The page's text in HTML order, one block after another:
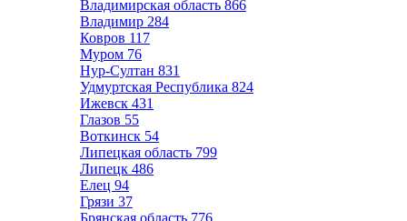
Владимирская область 866
Владимир 284
Ковров 117
Муром 76
Нур-Султан 831
Удмуртская Республика 824
Ижевск 431
Глазов 55
Воткинск 54
Липецкая область 799
Липецк 486
Елец 94
Грязи 37
Брянская область 776